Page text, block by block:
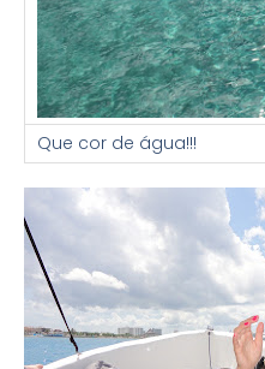
Que cor de água!!!